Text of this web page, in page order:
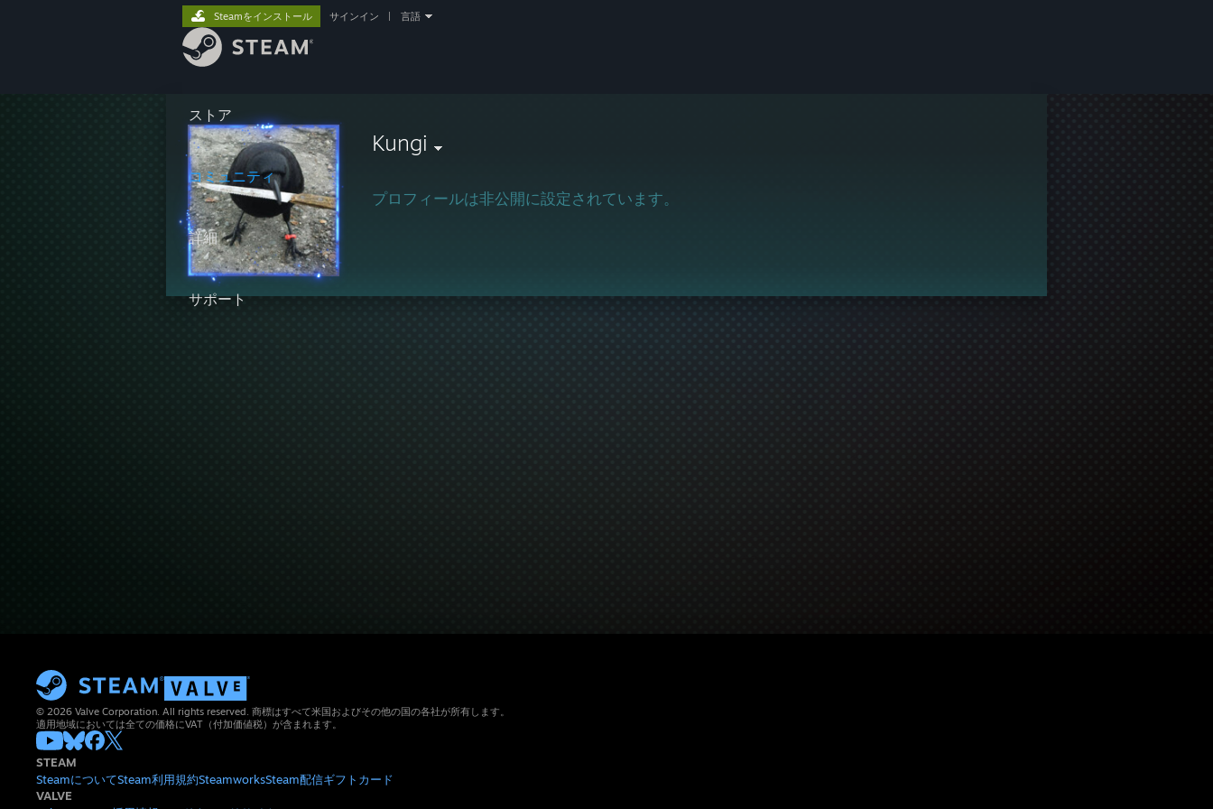
ストア
コミュニティ
詳細
サポート
Steamをインストール サインイン 言語
Kungi
プロフィールは非公開に設定されています。
© 2026 Valve Corporation. All rights reserved. 商標はすべて米国およびその他の国の各社が所有します。
適用地域においては全ての価格にVAT（付加価値税）が含まれます。
STEAM
SteamについてSteam利用規約SteamworksSteam配信ギフトカード
VALVE